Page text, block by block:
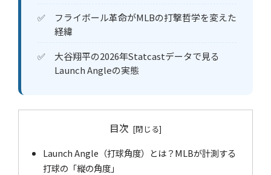
フライボール革命がMLBの打撃哲学を変えた
経緯
大谷翔平の2026年Statcastデータで見る
Launch Angleの実態
目次
Launch Angle（打球角度）とは？MLBが計測する
打球の「縦の角度」